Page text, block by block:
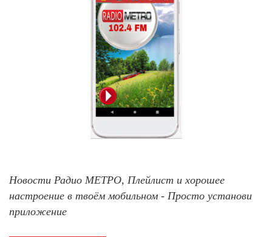
Новости Радио МЕТРО, Плейлист и хорошее
настроение в твоём мобильном - Просто установи
приложение